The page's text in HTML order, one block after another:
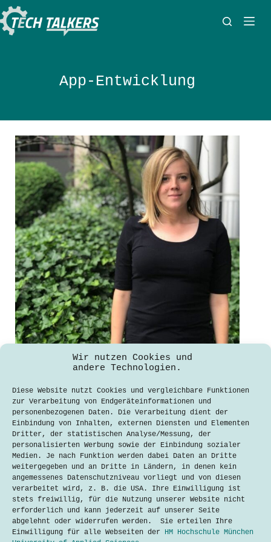
Wir nutzen Cookies und
andere Technologien.
Diese Website nutzt Cookies und vergleichbare Funktionen
zur Verarbeitung von Endgeräteinformationen und
personenbezogenen Daten. Die Verarbeitung dient der
Einbindung von Inhalten, externen Diensten und Elementen
Dritter, der statistischen Analyse/Messung, der
personalisierten Werbung sowie der Einbindung sozialer
Medien. Je nach Funktion werden dabei Daten an Dritte
weitergegeben und an Dritte in Ländern, in denen kein
angemessenes Datenschutzniveau vorliegt und von diesen
verarbeitet wird, z. B. die USA. Ihre Einwilligung ist
stets freiwillig, für die Nutzung unserer Website nicht
erforderlich und kann jederzeit auf unserer Seite
abgelehnt oder widerrufen werden. Sie erteilen Ihre
Einwilligung für alle Webseiten der HM Hochschule München
Zum
Inhalt
springen
App-Entwicklung
App-Entwicklung – die Öffentlich-
Maria-Elisabeth Reichardt
3. Juli 2019
Das Gespräch mit Miriam Mogge findet
im Innenhof des Bayrischen Rundfunks
statt. Die gebürtige Berlinerin kommt
eigentlich aus dem journalistischen
Bereich und hat für Gründerszene,
einem Magazin für Startups, und den
Tagesspiegel gearbeitet. Seit Ende
2016 geht sie ihrer Begeisterung…
LesenApp-